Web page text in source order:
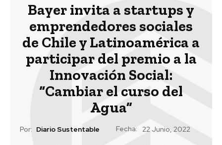
Bayer invita a startups y
emprendedores sociales
de Chile y Latinoamérica a
participar del premio a la
Innovación Social:
“Cambiar el curso del
Agua”
Por: Diario Sustentable Fecha: 22 Junio, 2022